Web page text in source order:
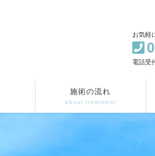
お気軽
電話受
施術の流れ
about treatment